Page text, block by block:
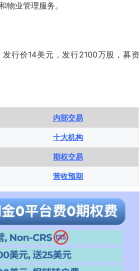
业管理服务。
行价14美元，发行2100万股，募资
内部交易
十大机构
期权交易
营收预期